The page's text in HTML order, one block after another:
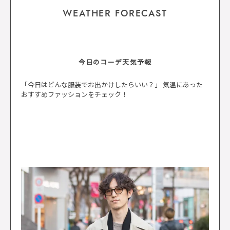
WEATHER FORECAST
今日のコーデ天気予報
「今日はどんな服装でお出かけしたらいい？」 気温にあった
おすすめファッションをチェック！